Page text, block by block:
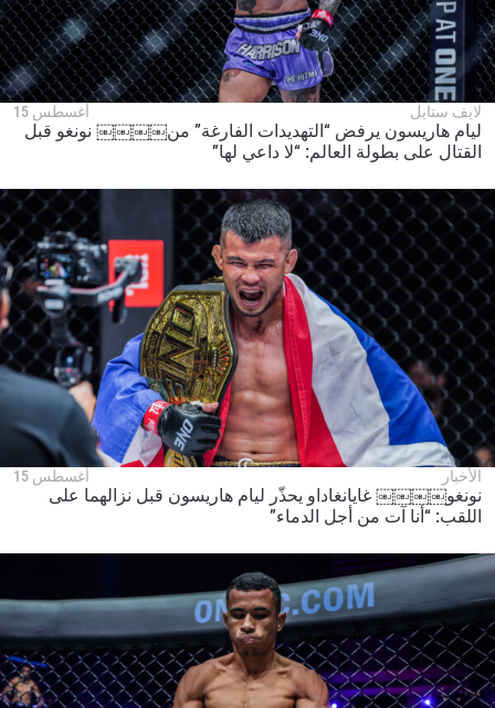
لايف ستايل أغسطس 15
ليام هاريسون يرفض “التهديدات الفارغة” من￼￼￼￼ نونغو قبل
القتال على بطولة العالم: “لا داعي لها”
الأخبار أغسطس 15
نونغو￼￼￼￼ غايانغاداو يحذّر ليام هاريسون قبل نزالهما على
اللقب: “أنا آت من أجل الدماء”